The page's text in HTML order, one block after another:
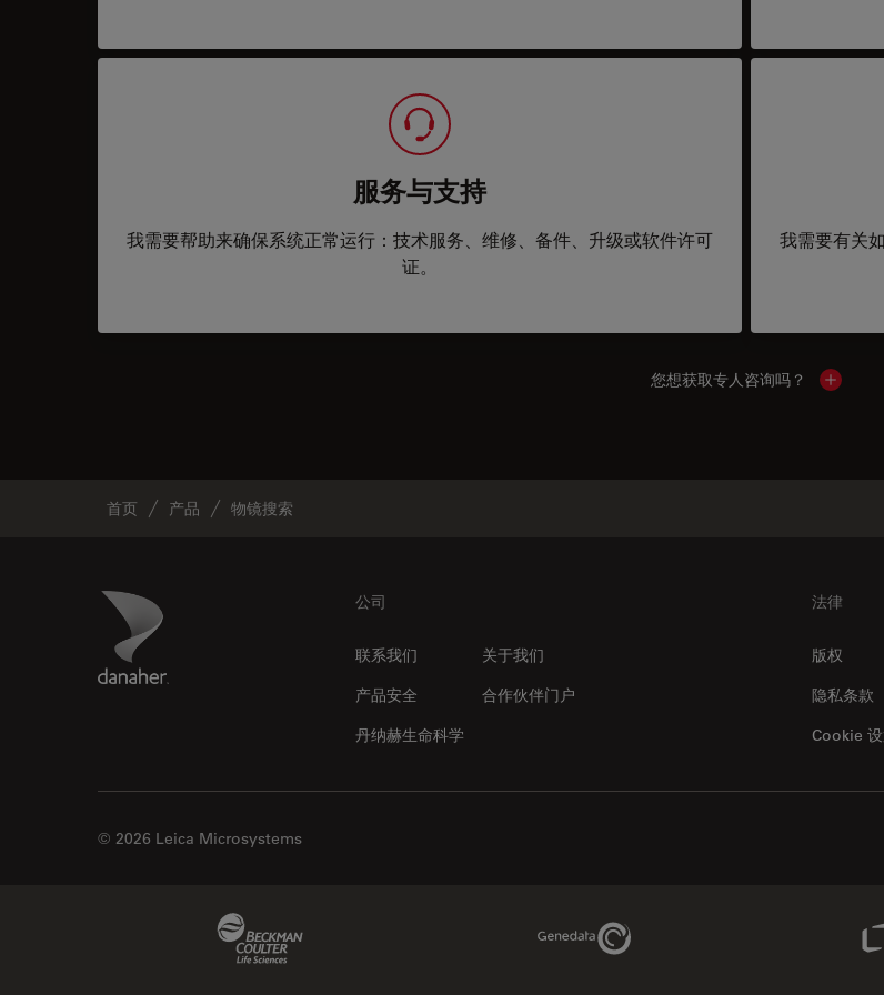
服务与支持
我需要帮助来确保系统正常运行：技术服务、维修、备件、升级或软件许可
证。
我需要有关
您想获取专人咨询吗？ Show
首页 产品 物镜搜索
Danaher Logo 公司
联系我们
关于我们
产品安全
合作伙伴门户
丹纳赫生命科学
法律
版权
隐私条款
Cookie
© 2026 Leica Microsystems
Genedata Link